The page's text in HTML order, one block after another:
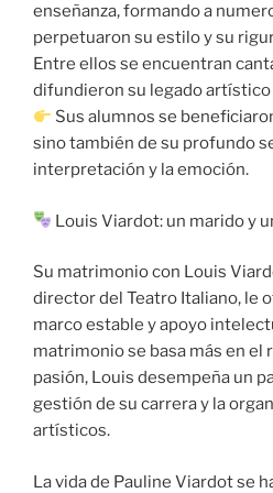
enseñanza, formando a
perpetuaron su estilo y su
Entre ellos se encuentran
difundieron su legado artístico
Sus alumnos se
sino también de su profundo
interpretación y la emoción.
Louis Viardot: un marido y
Su matrimonio con Louis
director del Teatro Italiano, le
marco estable y apoyo
matrimonio se basa más en el
pasión, Louis desempeña un
gestión de su carrera y la
artísticos.
La vida de Pauline Viardot se